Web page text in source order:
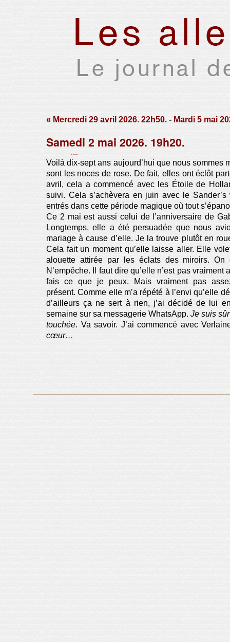
« Mercredi 29 avril 2026. 22h50. - Mardi 5 mai
Samedi 2 mai 2026. 19h20.
Voilà dix-sept ans aujourd’hui que nous sommes
sont les noces de rose. De fait, elles ont éclôt
avril, cela a commencé avec les Étoile de
suivi. Cela s’achèvera en juin avec le
entrés dans cette période magique où tout
Ce 2 mai est aussi celui de l’anniversaire de
Longtemps, elle a été persuadée que nous
mariage à cause d’elle. Je la trouve plutôt en
Cela fait un moment qu’elle laisse aller. Elle
alouette attirée par les éclats des miroirs. On
N’empêche. Il faut dire qu’elle n’est pas vraiment
fais ce que je peux. Mais vraiment pas
présent. Comme elle m’a répété à l’envi qu’elle
d’ailleurs ça ne sert à rien, j’ai décidé de lui
semaine sur sa messagerie WhatsApp. Je suis
touchée. Va savoir. J’ai commencé avec
cœur…